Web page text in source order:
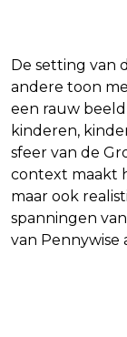
De setting van
andere toon
een rauw beeld
kinderen,
sfeer van de
context maakt
maar ook
spanningen
van Pennywise